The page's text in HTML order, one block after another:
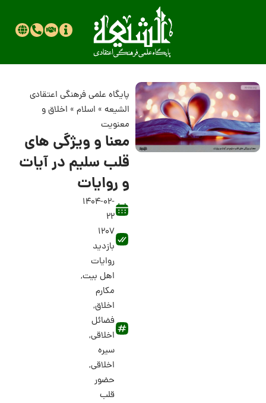
پایگاه علمی فرهنگی اعتقادی
الشیعه» اسلام» اخلاق و
معنویت
معنا و ویژگی های
قلب سلیم در آیات
و روایات
1404-02-
22
1207
بازدید
روایات
اهل بیت,
مکارم
اخلاق,
فضائل
اخلاقی,
سیره
اخلاقی,
حضور
قلب